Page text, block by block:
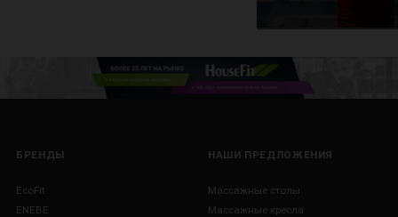
БРЕНДЫ
EcoFit
ENEBE
НАШИ ПРЕДЛОЖЕНИЯ
Массажные столы
Массажные кресла